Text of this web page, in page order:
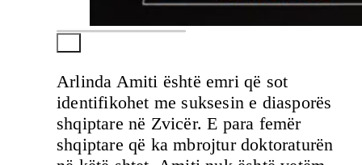
Arlinda Amiti është emri që sot
identifikohet me suksesin e diasporës
shqiptare në Zvicër. E para femër
shqiptare që ka mbrojtur doktoraturën